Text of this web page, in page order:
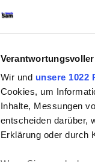
Wir und unsere 1022
Cookies, um
Inhalte, Messungen
entscheiden darüber,
Erklärung oder durch